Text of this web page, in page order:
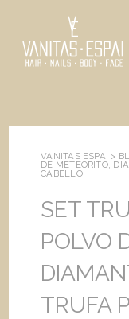
VANITAS ESPAI >
DE METEORITO,
CABELLO
SET
POLVO
TRUFA